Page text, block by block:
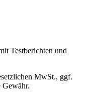
Testberichten und
MwSt., ggf.
Gewähr.